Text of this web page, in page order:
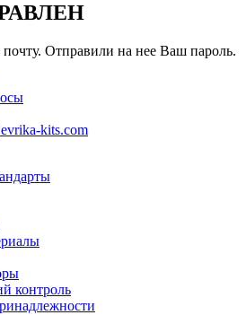
Отправили на нее Ваш пароль.
kits.com
контроль